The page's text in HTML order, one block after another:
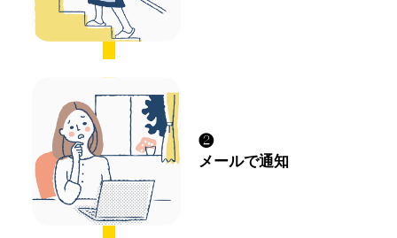
❷
メールで通知